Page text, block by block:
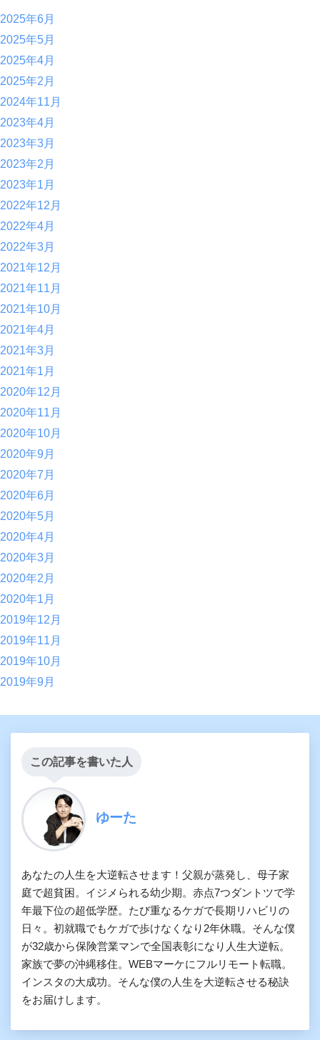
2025年6月
2025年5月
2025年4月
2025年2月
2024年11月
2023年4月
2023年3月
2023年2月
2023年1月
2022年12月
2022年4月
2022年3月
2021年12月
2021年11月
2021年10月
2021年4月
2021年3月
2021年1月
2020年12月
2020年11月
2020年10月
2020年9月
2020年7月
2020年6月
2020年5月
2020年4月
2020年3月
2020年2月
2020年1月
2019年12月
2019年11月
2019年10月
2019年9月
この記事を書いた人
ゆーた
あなたの人生を大逆転させます！父親が蒸発し、母子家
庭で超貧困。イジメられる幼少期。赤点7つダントツで学
年最下位の超低学歴。たび重なるケガで長期リハビリの
日々。初就職でもケガで歩けなくなり2年休職。そんな僕
が32歳から保険営業マンで全国表彰になり人生大逆転。
家族で夢の沖縄移住。WEBマーケにフルリモート転職。
インスタの大成功。そんな僕の人生を大逆転させる秘訣
をお届けします。